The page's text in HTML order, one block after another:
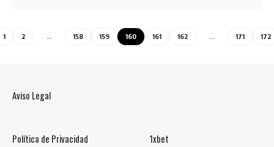
1 2 … 158 159 160 161 162 … 171 172
Aviso Legal
Política de Privacidad 1xbet